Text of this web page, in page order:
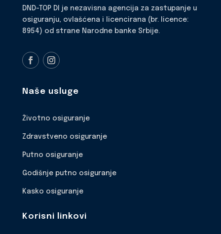
DND-TOP DI je nezavisna agencija za zastupanje u
osiguranju, ovlašćena i licencirana (br. licence:
8954) od strane Narodne banke Srbije.
Naše usluge
Životno osiguranje
Zdravstveno osiguranje
Putno osiguranje
Godišnje putno osiguranje
Kasko osiguranje
Korisni linkovi